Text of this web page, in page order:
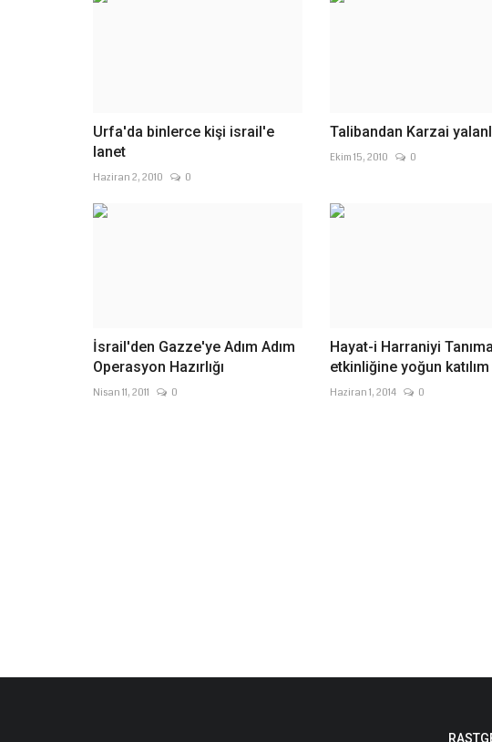
Urfa'da binlerce kişi israil'e
lanet
Haziran 2, 2010 0
Talibandan Karzai
Ekim 15, 2010 0
İsrail'den Gazze'ye Adım Adım
Operasyon Hazırlığı
Nisan 11, 2011 0
Hayat-i Harraniyi Tanıma
etkinliğine yoğun katılım
Haziran 1, 2014 0